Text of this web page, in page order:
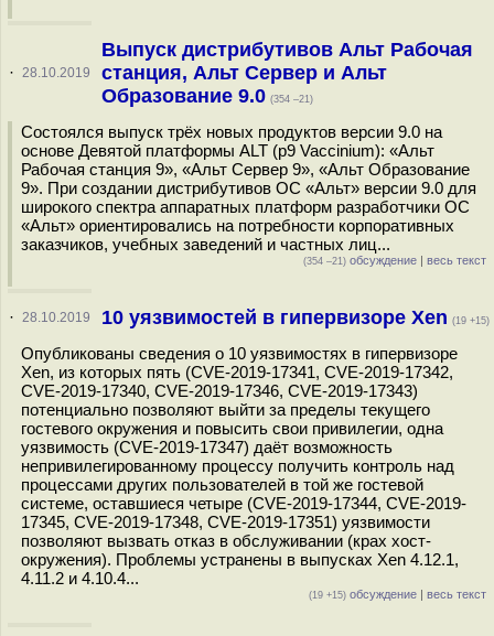
· 28.10.2019
Выпуск дистрибутивов Альт Рабочая
станция, Альт Сервер и Альт
Образование 9.0 (354 –21)
Состоялся выпуск трёх новых продуктов версии 9.0 на
основе Девятой платформы ALT (p9 Vaccinium): «Альт
Рабочая станция 9», «Альт Сервер 9», «Альт Образование
9». При создании дистрибутивов ОС «Альт» версии 9.0 для
широкого спектра аппаратных платформ разработчики ОС
«Альт» ориентировались на потребности корпоративных
заказчиков, учебных заведений и частных лиц...
(354 –21) обсуждение | весь текст
· 28.10.2019 10 уязвимостей в гипервизоре Xen (19 +15)
Опубликованы сведения о 10 уязвимостях в гипервизоре
Xen, из которых пять (CVE-2019-17341, CVE-2019-17342,
CVE-2019-17340, CVE-2019-17346, CVE-2019-17343)
потенциально позволяют выйти за пределы текущего
гостевого окружения и повысить свои привилегии, одна
уязвимость (CVE-2019-17347) даёт возможность
непривилегированному процессу получить контроль над
процессами других пользователей в той же гостевой
системе, оставшиеся четыре (CVE-2019-17344, CVE-2019-
17345, CVE-2019-17348, CVE-2019-17351) уязвимости
позволяют вызвать отказ в обслуживании (крах хост-
окружения). Проблемы устранены в выпусках Xen 4.12.1,
4.11.2 и 4.10.4...
(19 +15) обсуждение | весь текст